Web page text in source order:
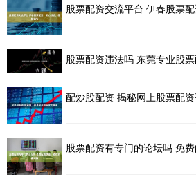
股票配资交流平台 伊春股票
股票配资违法吗 东莞专业股
配炒股配资 揭秘网上股票配
股票配资有专门的论坛吗 免